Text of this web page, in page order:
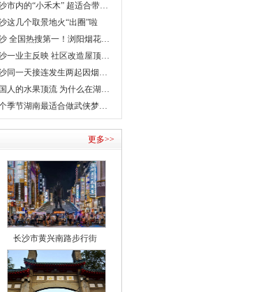
找他修
长沙市内的“小禾木” 超适合带娃寻觅冬日“野趣”
这几个取景地火“出圈”啦
长沙 全国热搜第一！浏阳烟花放大招
长沙一业主反映 社区改造屋顶后致家漏水？回复来了
长沙同一天接连发生两起因烟头而起的火灾
中国人的水果顶流 为什么在湖南？
这个季节湖南最适合做武侠梦的地方 找到了
更多>>
长沙市黄兴南路步行街